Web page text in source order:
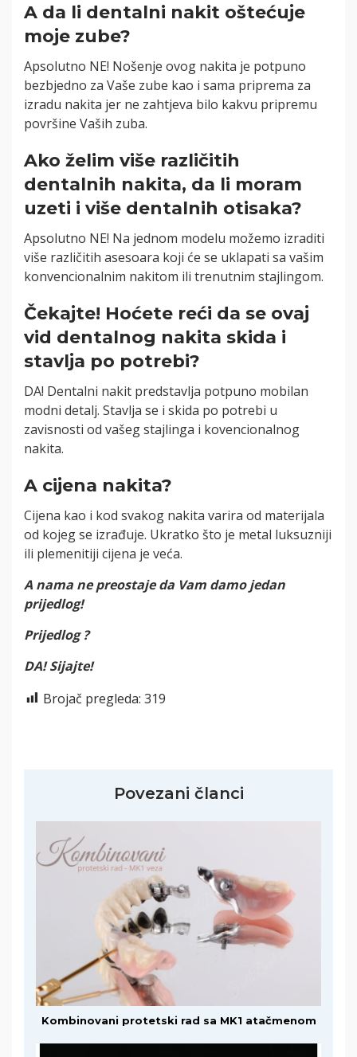
A da li dentalni nakit oštećuje
moje zube?
Apsolutno NE! Nošenje ovog nakita je potpuno
bezbjedno za Vaše zube kao i sama priprema za
izradu nakita jer ne zahtjeva bilo kakvu pripremu
površine Vaših zuba.
Ako želim više različitih
dentalnih nakita, da li moram
uzeti i više dentalnih otisaka?
Apsolutno NE! Na jednom modelu možemo izraditi
više različitih asesoara koji će se uklapati sa vašim
konvencionalnim nakitom ili trenutnim stajlingom.
Čekajte! Hoćete reći da se ovaj
vid dentalnog nakita skida i
stavlja po potrebi?
DA! Dentalni nakit predstavlja potpuno mobilan
modni detalj. Stavlja se i skida po potrebi u
zavisnosti od vašeg stajlinga i kovencionalnog
nakita.
A cijena nakita?
Cijena kao i kod svakog nakita varira od materijala
od kojeg se izrađuje. Ukratko što je metal luksuzniji
ili plemenitiji cijena je veća.
A nama ne preostaje da Vam damo jedan
prijedlog!
Prijedlog ?
DA! Sijajte!
Brojač pregleda: 319
Povezani članci
Kombinovani protetski rad sa MK1 atačmenom